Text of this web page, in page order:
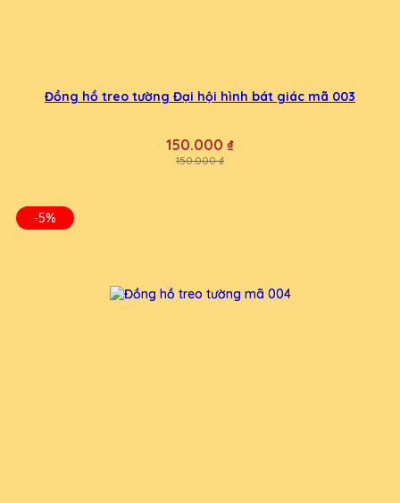
Đồng hồ treo tường Đại hội hình bát giác mã 003
150.000 ₫
150.000 ₫
-5%